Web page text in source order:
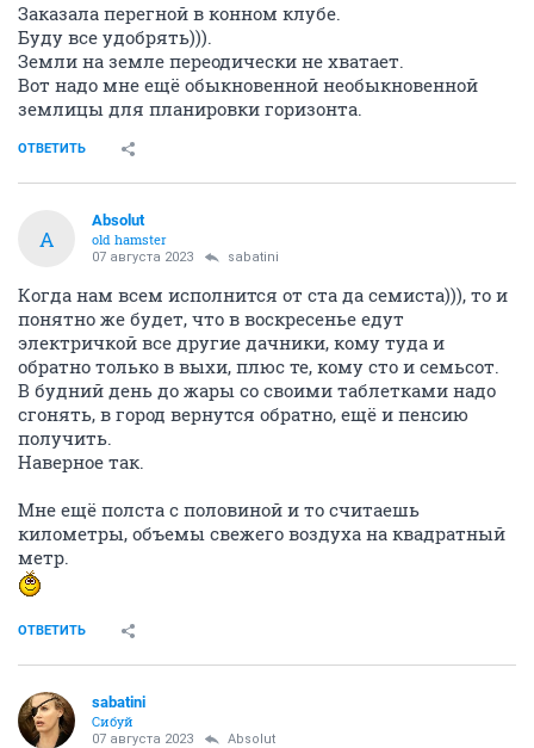
Заказала перегной в конном клубе.
Буду все удобрять))).
Земли на земле переодически не хватает.
Вот надо мне ещё обыкновенной необыкновенной
землицы для планировки горизонта.
ОТВЕТИТЬ
A
Absolut
old hamster
07 августа 2023 sabatini
Когда нам всем исполнится от ста да семиста))), то и
понятно же будет, что в воскресенье едут
электричкой все другие дачники, кому туда и
обратно только в выхи, плюс те, кому сто и семьсот.
В будний день до жары со своими таблетками надо
сгонять, в город вернутся обратно, ещё и пенсию
получить.
Наверное так.
Мне ещё полста с половиной и то считаешь
километры, объемы свежего воздуха на квадратный
метр.
ОТВЕТИТЬ
sabatini
Сибуй
07 августа 2023 Absolut